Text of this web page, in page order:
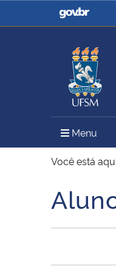
Casa Civil
Ministério da
Pecuária e
Ministério do
Secretaria de
Menu
Você está
Início do